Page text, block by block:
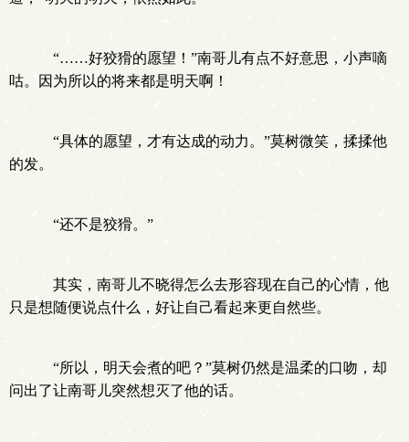
“……好狡猾的愿望！”南哥儿有点不好意思，小声嘀
咕。因为所以的将来都是明天啊！
“具体的愿望，才有达成的动力。”莫树微笑，揉揉他
的发。
“还不是狡猾。”
其实，南哥儿不晓得怎么去形容现在自己的心情，他
只是想随便说点什么，好让自己看起来更自然些。
“所以，明天会煮的吧？”莫树仍然是温柔的口吻，却
问出了让南哥儿突然想灭了他的话。